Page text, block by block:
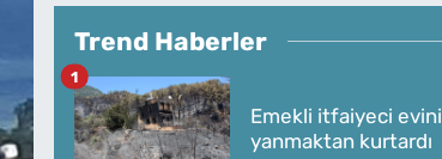
Trend Haberler
Emekli itfaiyeci evini
yanmaktan kurtardı
1